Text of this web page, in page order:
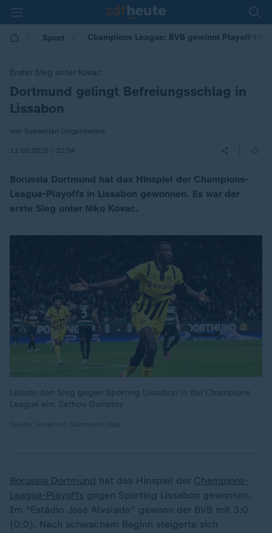
Sport Champions League: BVB gewinnt Playoff-
Erster Sieg unter Kovac
:Dortmund gelingt Befreiungsschlag in
Lissabon
von Sebastian Ungermanns
11.02.2025 | 22:54
Borussia Dortmund hat das Hinspiel der Champions-
League-Playoffs in Lissabon gewonnen. Es war der
erste Sieg unter Niko Kovac.
Leitete den Sieg gegen Sporting Lissabon in der Champions
League ein: Serhou Guirassy
Borussia Dortmund hat das Hinspiel der Champions-
League-Playoffs gegen Sporting Lissabon gewonnen.
Im "Estádio José Alvalade" gewann der BVB mit 3:0
(0:0). Nach schwachem Beginn steigerte sich